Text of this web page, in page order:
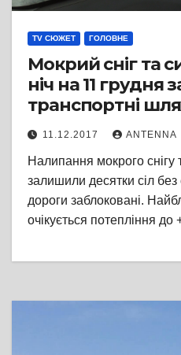
TV СЮЖЕТ ГОЛОВНЕ
Мокрий сніг та
ніч на 11 грудня
транспортні
11.12.2017 ANTENNA
Налипання мокрого снігу
залишили десятки сіл без
дороги заблоковані.
очікується потепління до